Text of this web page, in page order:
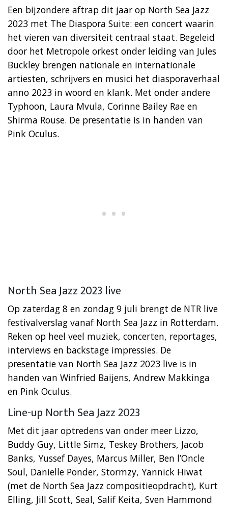
Een bijzondere aftrap dit jaar op North Sea Jazz
2023 met The Diaspora Suite: een concert waarin
het vieren van diversiteit centraal staat. Begeleid
door het Metropole orkest onder leiding van Jules
Buckley brengen nationale en internationale
artiesten, schrijvers en musici het diasporaverhaal
anno 2023 in woord en klank. Met onder andere
Typhoon, Laura Mvula, Corinne Bailey Rae en
Shirma Rouse. De presentatie is in handen van
Pink Oculus.
North Sea Jazz 2023 live
Op zaterdag 8 en zondag 9 juli brengt de NTR live
festivalverslag vanaf North Sea Jazz in Rotterdam.
Reken op heel veel muziek, concerten, reportages,
interviews en backstage impressies. De
presentatie van North Sea Jazz 2023 live is in
handen van Winfried Baijens, Andrew Makkinga
en Pink Oculus.
Line-up North Sea Jazz 2023
Met dit jaar optredens van onder meer Lizzo,
Buddy Guy, Little Simz, Teskey Brothers, Jacob
Banks, Yussef Dayes, Marcus Miller, Ben l’Oncle
Soul, Danielle Ponder, Stormzy, Yannick Hiwat
(met de North Sea Jazz compositieopdracht), Kurt
Elling, Jill Scott, Seal, Salif Keita, Sven Hammond